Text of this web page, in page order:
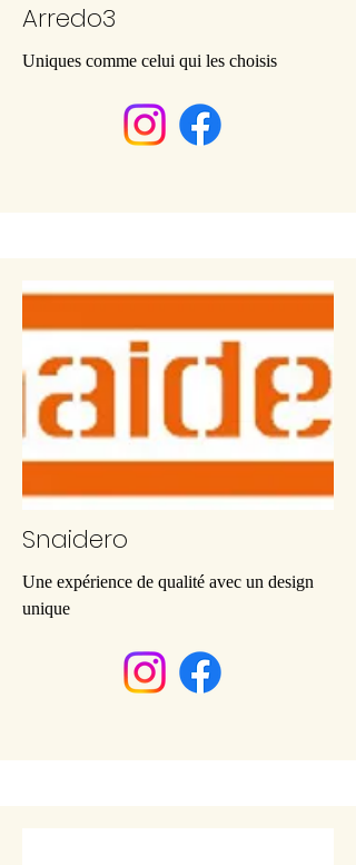
Arredo3
Uniques comme celui qui les choisis
Snaidero
Une expérience de qualité avec un design
unique